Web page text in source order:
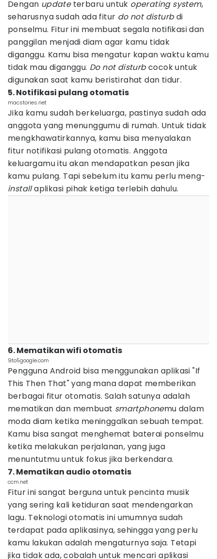
Dengan updateterbaru untuk operating system,
seharusnya sudah ada fitur do not disturbdi
ponselmu. Fitur ini membuat segala notifikasi dan
panggilan menjadi diam agar kamu tidak
diganggu. Kamu bisa mengatur kapan waktu kamu
tidak mau diganggu. Do not disturbcocok untuk
digunakan saat kamu beristirahat dan tidur.
5. Notifikasi pulang otomatis
macstories.net
Jika kamu sudah berkeluarga, pastinya sudah ada
anggota yang menunggumu di rumah. Untuk tidak
mengkhawatirkannya, kamu bisa menyalakan
fitur notifikasi pulang otomatis. Anggota
keluargamu itu akan mendapatkan pesan jika
kamu pulang. Tapi sebelum itu kamu perlu meng-
installaplikasi pihak ketiga terlebih dahulu.
6. Mematikan wifi otomatis
9to5google.com
Pengguna Android bisa menggunakan aplikasi "If
This Then That" yang mana dapat memberikan
berbagai fitur otomatis. Salah satunya adalah
mematikan dan membuat smartphonemu dalam
moda diam ketika meninggalkan sebuah tempat.
Kamu bisa sangat menghemat baterai ponselmu
ketika melakukan perjalanan, yang juga
menuntutmu untuk fokus jika berkendara.
7. Mematikan audio otomatis
ccm.net
Fitur ini sangat berguna untuk pencinta musik
yang sering kali ketiduran saat mendengarkan
lagu. Teknologi otomatis ini umumnya sudah
terdapat pada aplikasinya, sehingga yang perlu
kamu lakukan adalah mengaturnya saja. Tetapi
jika tidak ada, cobalah untuk mencari aplikasi